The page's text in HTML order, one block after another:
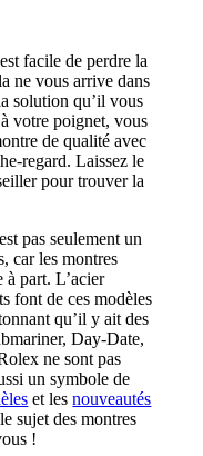
facile de perdre la
ne vous arrive dans
solution qu’il vous
votre poignet, vous
de qualité avec
regard. Laissez le
pour trouver la
pas seulement un
car les montres
à part. L’acier
font de ces modèles
qu’il y ait des
Day-Date,
ne sont pas
un symbole de
et lesnouveautés
sujet des montres
!